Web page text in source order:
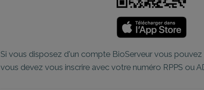
Si vous disposez d'un compte BioServeur vous
vous devez vous inscrire avec votre numéro RPPS ou